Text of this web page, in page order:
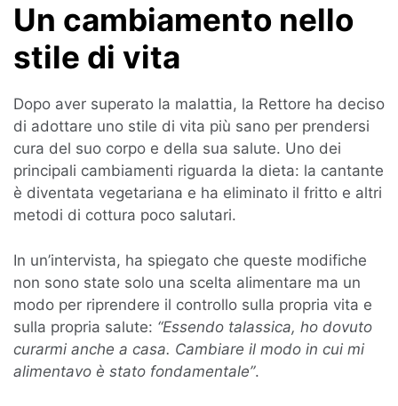
Un cambiamento nello
stile di vita
Dopo aver superato la malattia, la Rettore ha deciso
di adottare uno stile di vita più sano per prendersi
cura del suo corpo e della sua salute. Uno dei
principali cambiamenti riguarda la dieta: la cantante
è diventata vegetariana e ha eliminato il fritto e altri
metodi di cottura poco salutari.
In un’intervista, ha spiegato che queste modifiche
non sono state solo una scelta alimentare ma un
modo per riprendere il controllo sulla propria vita e
sulla propria salute: “Essendo talassica, ho dovuto
curarmi anche a casa. Cambiare il modo in cui mi
alimentavo è stato fondamentale”.